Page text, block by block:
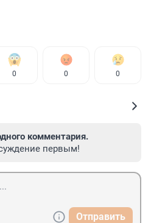
0 0 0
комментария.
первым!
Отправить